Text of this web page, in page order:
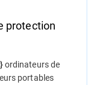
protection
ordinateurs de
portables